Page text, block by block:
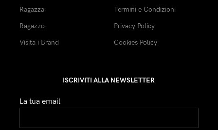
Ragazza
Ragazzo
Visita i Brand
Termini e Condizioni
Privacy Policy
Cookies Policy
ISCRIVITI ALLA NEWSLETTER
La tua email